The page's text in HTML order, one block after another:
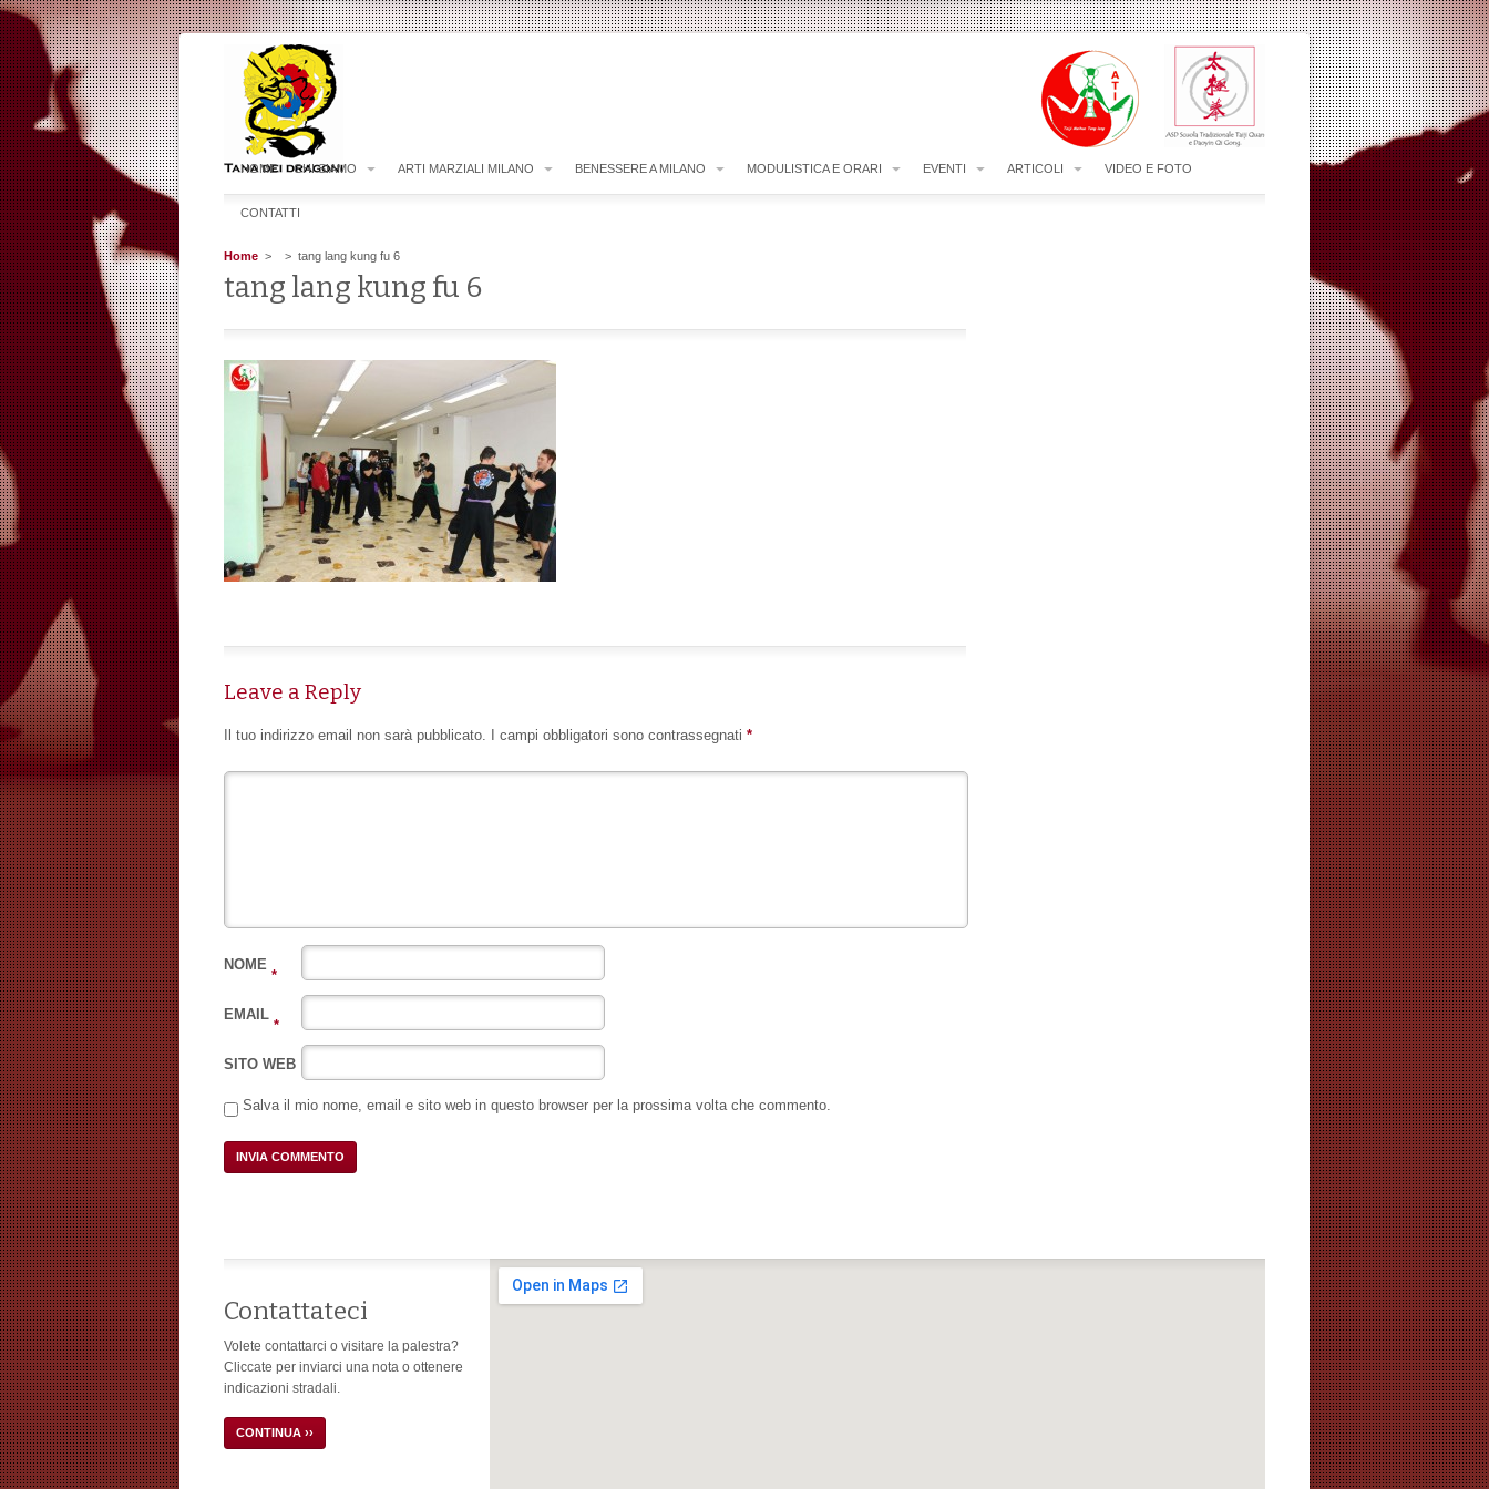
HOME CHI SIAMO ARTI MARZIALI MILANO BENESSERE A MILANO MODULISTICA E ORARI EVENTI ARTICOLI VIDEO E FOTO
CONTATTI
Home > > tang lang kung fu 6
tang lang kung fu 6
Leave a Reply
Il tuo indirizzo email non sarà pubblicato. I campi obbligatori sono contrassegnati *
NOME
*
EMAIL
*
SITO WEB
Salva il mio nome, email e sito web in questo browser per la prossima volta che commento.
Contattateci
Volete contattarci o visitare la palestra?
Cliccate per inviarci una nota o ottenere
indicazioni stradali.
CONTINUA ››